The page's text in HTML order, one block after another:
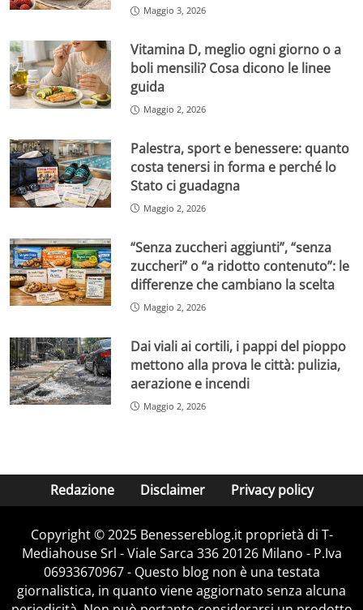
Maggio 3, 2026
Vitamina D, meglio ogni giorno o a
boli mensili? Cosa dicono le linee
guida
Maggio 2, 2026
Palestra, sport e benessere: quanto
costa tenersi in forma e perché lo
Stato ci guadagna
Maggio 2, 2026
“Senza zuccheri aggiunti”, “senza
zuccheri” o “a ridotto contenuto”: le
differenze che cambiano la scelta
Maggio 2, 2026
Dai viali ai cortili, i pappi del pioppo
mettono alla prova le città: pulizia,
aerazione e incendi
Maggio 2, 2026
Redazione Disclaimer Privacy policy
Copyright © 2025 Benessereblog.it proprietà di T-
Mediahouse Srl - Viale Sarca 336 20126 Milano - P.Iva
06933670967 - Questo blog non è una testata
giornalistica, in quanto viene aggiornato senza alcuna